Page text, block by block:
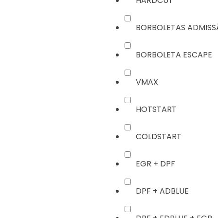
BORBOLETAS
BORBOLETA ESCAPE
VMAX
HOTSTART
COLDSTART
EGR + DPF
DPF + ADBLUE